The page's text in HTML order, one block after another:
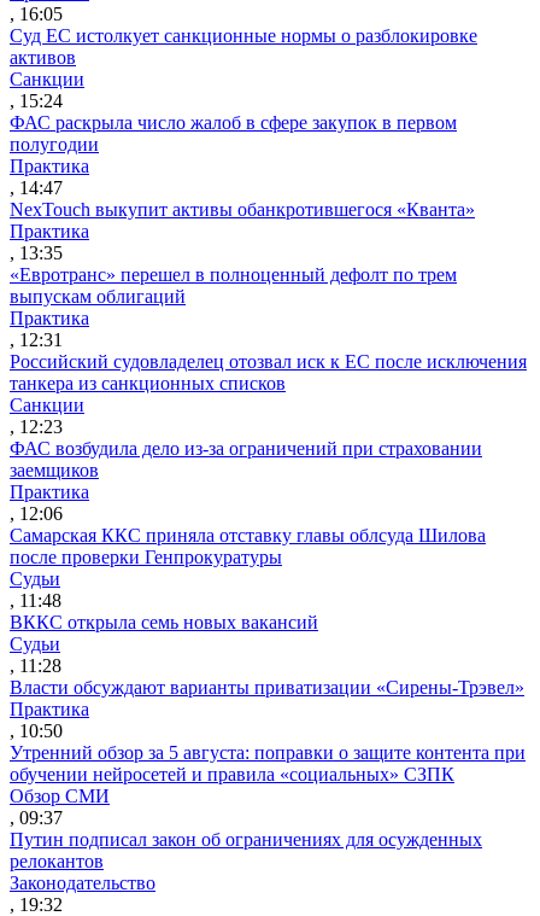
, 16:05
Суд ЕС истолкует санкционные нормы о разблокировке
активов
Санкции
, 15:24
ФАС раскрыла число жалоб в сфере закупок в первом
полугодии
Практика
, 14:47
NexTouch выкупит активы обанкротившегося «Кванта»
Практика
, 13:35
«Евротранс» перешел в полноценный дефолт по трем
выпускам облигаций
Практика
, 12:31
Российский судовладелец отозвал иск к ЕС после исключения
танкера из санкционных списков
Санкции
, 12:23
ФАС возбудила дело из-за ограничений при страховании
заемщиков
Практика
, 12:06
Самарская ККС приняла отставку главы облсуда Шилова
после проверки Генпрокуратуры
Судьи
, 11:48
ВККС открыла семь новых вакансий
Судьи
, 11:28
Власти обсуждают варианты приватизации «Сирены-Трэвел»
Практика
, 10:50
Утренний обзор за 5 августа: поправки о защите контента при
обучении нейросетей и правила «социальных» СЗПК
Обзор СМИ
, 09:37
Путин подписал закон об ограничениях для осужденных
релокантов
Законодательство
, 19:32